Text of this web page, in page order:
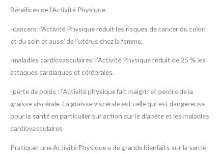
Bénéfices de l’Activité Physique:
-cancers: l’Activité Physique réduit les risques de cancer du colon
et du sein et aussi de l’utérus chez la femme.
-maladies cardiovasculaires: l’Activité Physique réduit de 25 % les
attaques cardiaques et cérébrales.
-perte de poids : l’Activité physique fait maigrir et perdre de la
graisse viscérale. La graisse viscérale est celle qui est dangereuse
pour la santé en particulier sur action sur le diabète et les maladies
cardiovasculaires
Pratiquer une Activité Physique a de grands bienfaits sur la santé